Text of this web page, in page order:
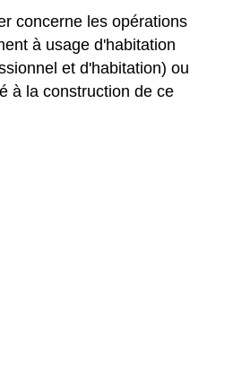
concerne les opérations
à usage d'habitation
et d'habitation) ou
à la construction de ce